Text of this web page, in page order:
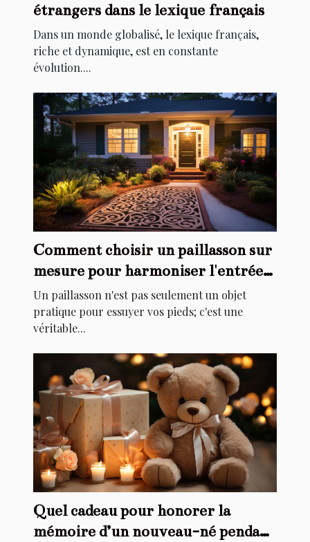
étrangers dans le lexique français
Dans un monde globalisé, le lexique français,
riche et dynamique, est en constante
évolution....
Comment choisir un paillasson sur
mesure pour harmoniser l'entrée
de votre maison
Un paillasson n'est pas seulement un objet
pratique pour essuyer vos pieds; c'est une
véritable...
Quel cadeau pour honorer la
mémoire d’un nouveau-né pendant